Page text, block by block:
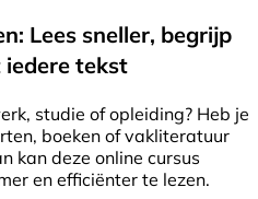
Lees sneller, begrijp
iedere tekst
studie of opleiding? Heb je
boeken of vakliteratuur
kan deze online cursus
en efficiënter te lezen.